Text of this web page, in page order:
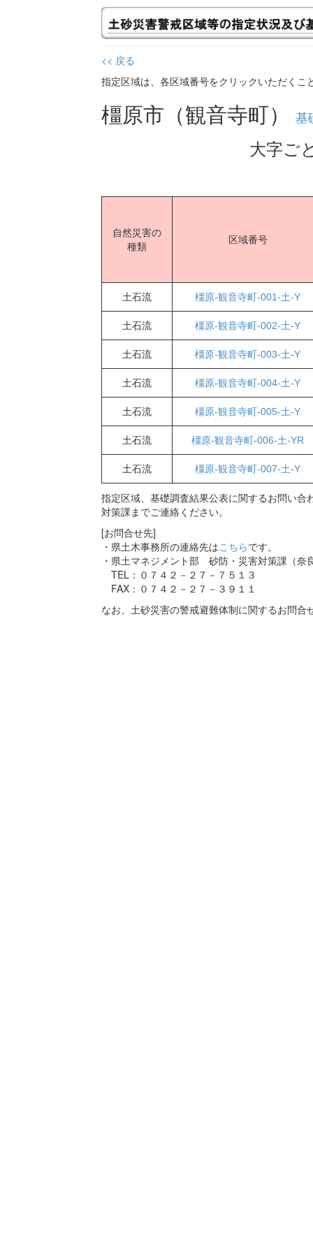
<< 戻る
指定区域は、各区域番号をクリックいただくこ
橿原市（観音寺町） 基
大字ご
土石流 橿原-観音寺町-001-土-Y
土石流 橿原-観音寺町-002-土-Y
土石流 橿原-観音寺町-003-土-Y
土石流 橿原-観音寺町-004-土-Y
土石流 橿原-観音寺町-005-土-Y
土石流 橿原-観音寺町-006-土-YR
土石流 橿原-観音寺町-007-土-Y
自然災害の
種類
区域番号
指定区域、基礎調査結果公表に関するお問い
対策課までご連絡ください。
[お問合せ先]
・県土木事務所の連絡先はこちらです。
・県土マネジメント部 砂防・災害対策課（奈
TEL：０７４２－２７－７５１３
FAX：０７４２－２７－３９１１
なお、土砂災害の警戒避難体制に関するお問